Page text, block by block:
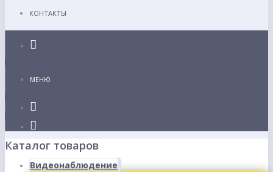
КОНТАКТЫ
МЕНЮ
Каталог товаров
Видеонаблюдение